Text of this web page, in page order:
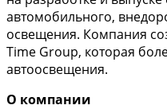
автомобильного,
освещения. Компания
Time Group, которая
автоосвещения.
О компании